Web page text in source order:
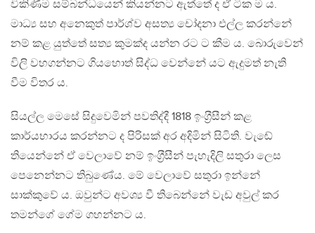
විකිණීම සම්බන්ධයෙන් කියන්නට ඇත්තේ ද ඒ ටික ම ය.
මාධ්‍ය සහ අනෙකුත් පාර්ශ්ව අසත්‍ය චෝදනා එල්ල කරන්නේ
නම් කළ යුත්තේ සත්‍ය කුමක්ද යන්න රට ට කීම ය. බොරුවෙන්
විලි වහගන්නට ගියහොත් සිද්ධ වෙන්නේ යට ඇදුමත් නැති
වීම විතර ය.
සියල්ල මෙසේ සිදුවෙමින් පවතිද්දී 1818 ඉංග‍්‍රීසීන් කළ
කාර්යභාරය කරන්නට ද පිරිසක් අර අදිමින් සිටිති. වැඬේ
තියෙන්නේ ඒ වෙලාවේ නම් ඉංග‍්‍රීසීන් පැහැදිලි සතුරා ලෙස
පෙනෙන්නට තිබුණේය. මේ වෙලාවේ සතුරා ඉන්නේ
සාක්කුවේ ය. ඔවුන්ට අවශ්‍ය වී තිබෙන්නේ වැඩ අවුල් කර
තමන්ගේ ගේම ගහන්නට ය.